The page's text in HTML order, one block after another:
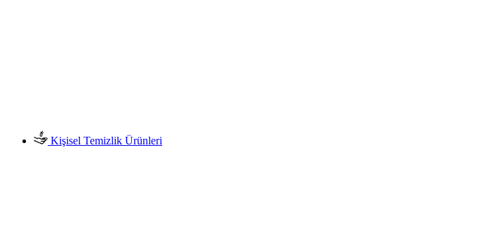
Kişisel Temizlik Ürünleri